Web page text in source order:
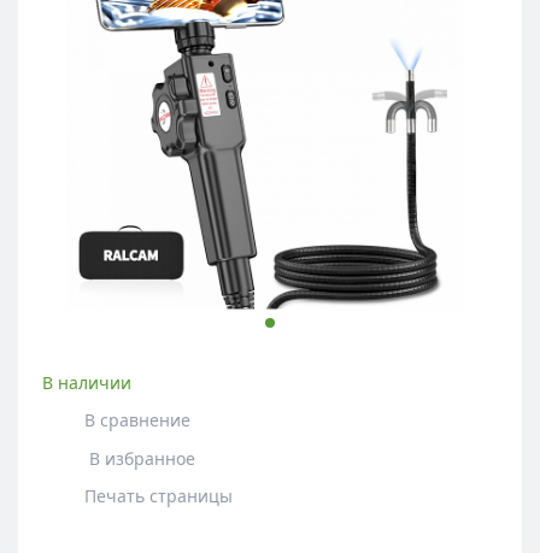
В наличии
В сравнение
В избранное
Печать страницы